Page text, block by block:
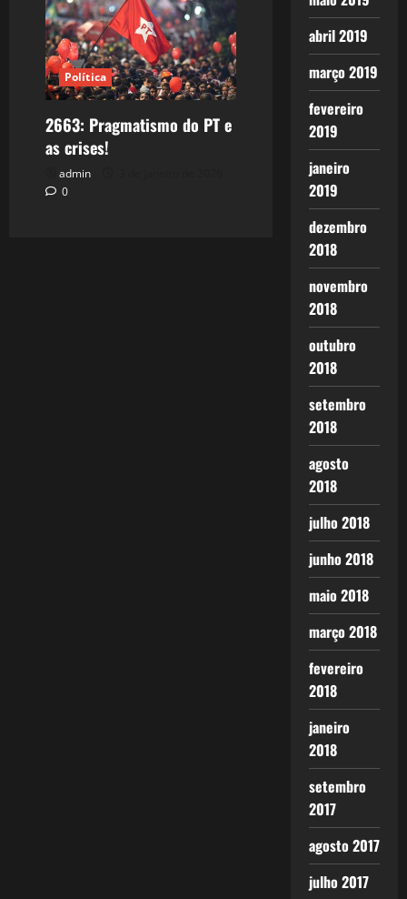
Política
2663: Pragmatismo do PT e
as crises!
admin
0
abril 2019
março 2019
fevereiro
2019
janeiro
2019
dezembro
2018
novembro
2018
outubro
2018
setembro
2018
agosto
2018
julho 2018
junho 2018
maio 2018
março 2018
fevereiro
2018
janeiro
2018
setembro
2017
agosto 2017
julho 2017